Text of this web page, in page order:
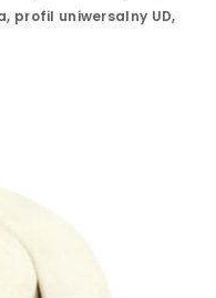
profil uniwersalny UD,